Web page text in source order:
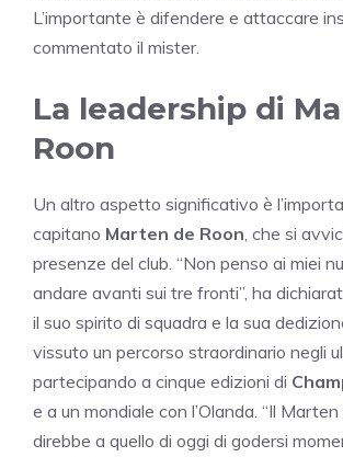
L’importante è difendere e attaccare
commentato il mister.
La leadership di
Roon
Un altro aspetto significativo è
capitano Marten de Roon , che si
presenze del club. “Non penso ai miei
andare avanti sui tre fronti”, ha
il suo spirito di squadra e la sua
vissuto un percorso straordinario negli
partecipando a cinque edizioni di
e a un mondiale con l’Olanda. “Il
direbbe a quello di oggi di godersi